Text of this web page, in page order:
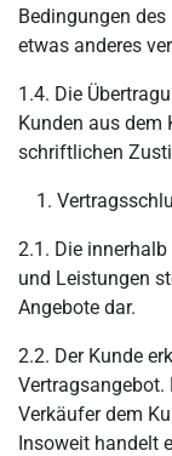
Bedingungen
etwas anderes
1.4. Die
Kunden aus dem
schriftlichen
2.1. Die
und Leistungen
Angebote dar.
2.2. Der Kunde
Vertragsangebot.
Verkäufer dem
Insoweit handelt